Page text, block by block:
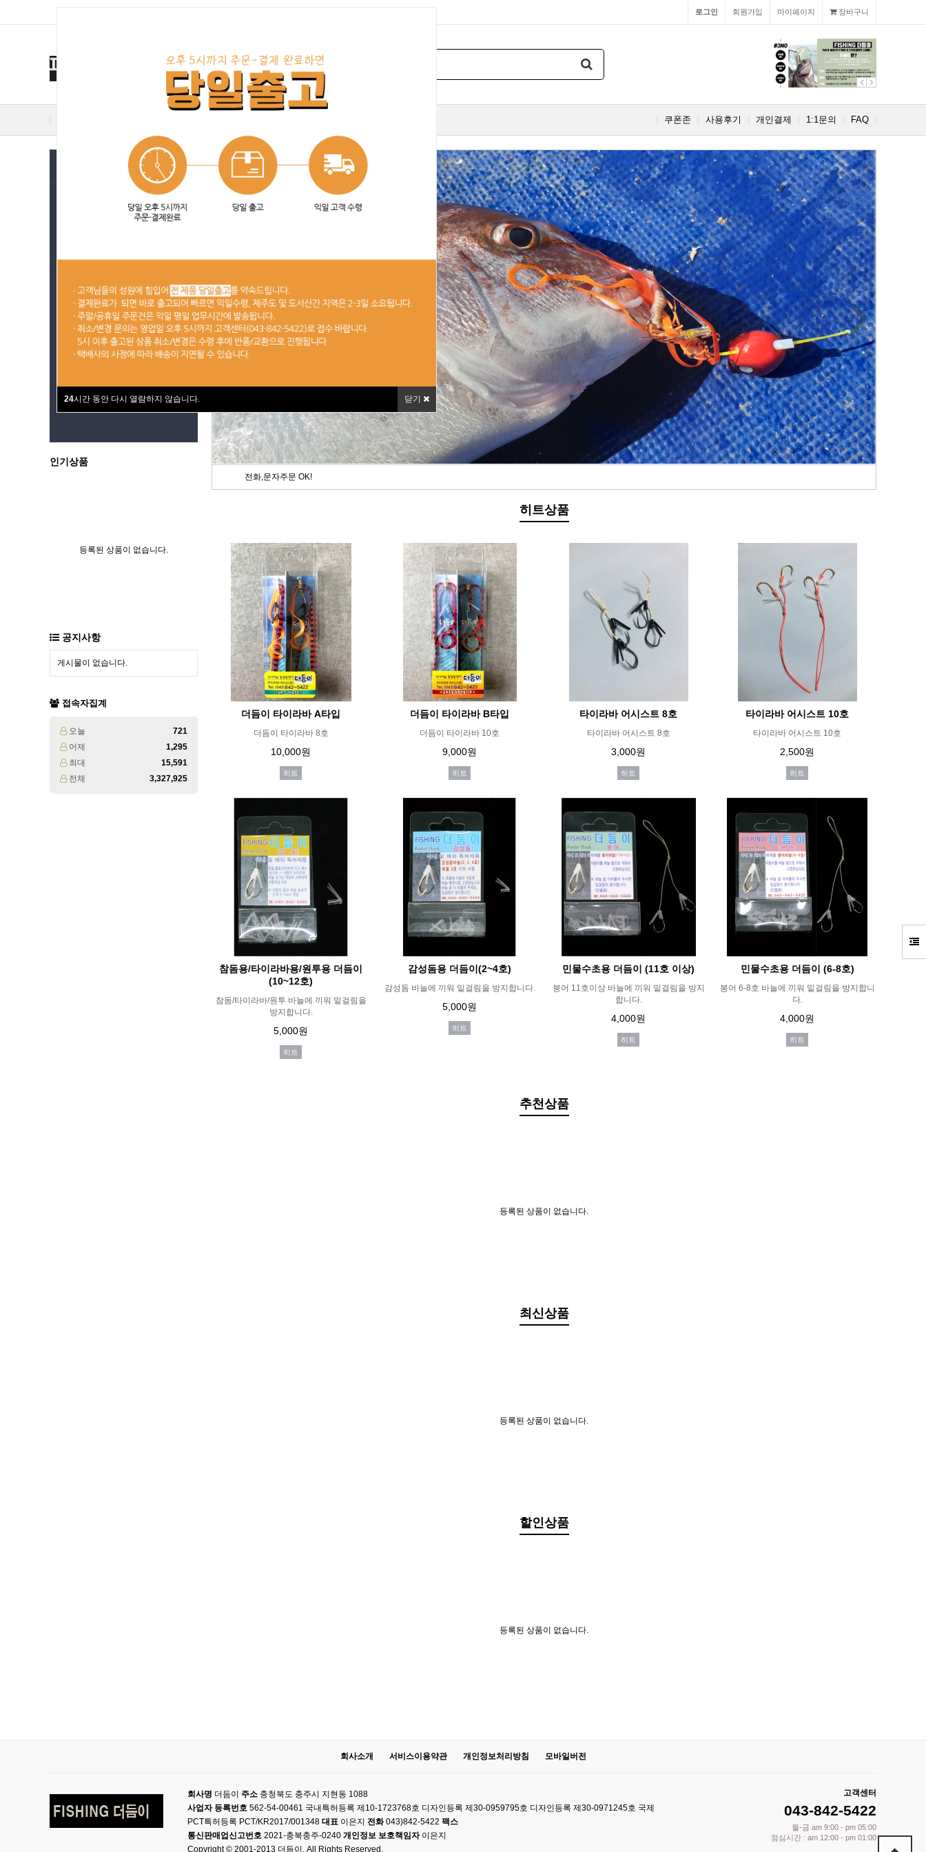
24시간 동안 다시 열람하지 않습니다. 닫기
장바구니
마이페이지
회원가입
로그인
PrevNext
FAQ
1:1문의
개인결제
사용후기
쿠폰존
지그헤드
인기상품
등록된 상품이 없습니다.
공지사항
게시물이 없습니다.
접속자집계
오늘
721
어제
1,295
최대
15,591
전체
3,327,925
Next
전화,문자주문 OK!
히트상품
더듬이 타이라바 A타입
더듬이 타이라바 8호
10,000원
히트
더듬이 타이라바 B타입
더듬이 타이라바 10호
9,000원
히트
타이라바 어시스트 8호
타이라바 어시스트 8호
3,000원
히트
타이라바 어시스트 10호
타이라바 어시스트 10호
2,500원
히트
참돔용/타이라바용/원투용 더듬이
(10~12호)
참돔/타이라바/원투 바늘에 끼워 밑걸림을
방지합니다.
5,000원
히트
감성돔용 더듬이(2~4호)
감성돔 바늘에 끼워 밑걸림을 방지합니다.
5,000원
히트
민물수초용 더듬이 (11호 이상)
붕어 11호이상 바늘에 끼워 밑걸림을 방지
합니다.
4,000원
히트
민물수초용 더듬이 (6-8호)
붕어 6-8호 바늘에 끼워 밑걸림을 방지합니
다.
4,000원
히트
추천상품
등록된 상품이 없습니다.
최신상품
등록된 상품이 없습니다.
할인상품
등록된 상품이 없습니다.
회사소개 서비스이용약관 개인정보처리방침 모바일버전
회사명 더듬이 주소 충청북도 충주시 지현동 1088
사업자 등록번호 562-54-00461 국내특허등록 제10-1723768호 디자인등록 제30-0959795호 디자인등록 제30-0971245호 국제
PCT특허등록 PCT/KR2017/001348 대표 이은지 전화043)842-5422 팩스
통신판매업신고번호 2021-충북충주-0240 개인정보 보호책임자이은지
Copyright © 2001-2013 더듬이. All Rights Reserved.
고객센터
043-842-5422
월-금 am 9:00 - pm 05:00
점심시간 : am 12:00 - pm 01:00